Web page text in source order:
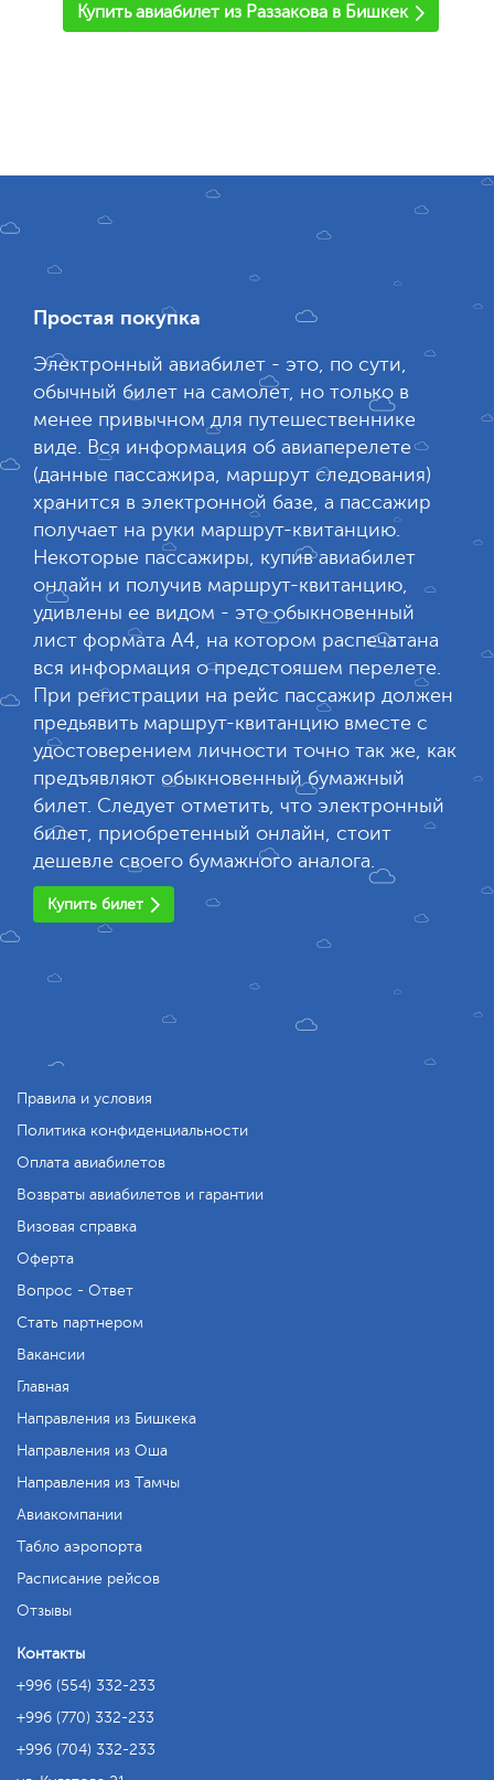
Купить авиабилет из Раззакова в Бишкек
Простая покупка
Электронный авиабилет - это, по сути,
обычный билет на самолет, но только в
менее привычном для путешественнике
виде. Вся информация об авиаперелете
(данные пассажира, маршрут следования)
хранится в электронной базе, а пассажир
получает на руки маршрут-квитанцию.
Некоторые пассажиры, купив авиабилет
онлайн и получив маршрут-квитанцию,
удивлены ее видом - это обыкновенный
лист формата А4, на котором распечатана
вся информация о предстояшем перелете.
При регистрации на рейс пассажир должен
предьявить маршрут-квитанцию вместе с
удостоверением личности точно так же, как
предъявляют обыкновенный бумажный
билет. Следует отметить, что электронный
билет, приобретенный онлайн, стоит
дешевле своего бумажного аналога.
Купить билет
Правила и условия
Политика конфиденциальности
Оплата авиабилетов
Возвраты авиабилетов и гарантии
Визовая справка
Оферта
Вопрос - Ответ
Стать партнером
Вакансии
Главная
Направления из Бишкека
Направления из Оша
Направления из Тамчы
Авиакомпании
Табло аэропорта
Расписание рейсов
Отзывы
Контакты
+996 (554) 332-233
+996 (770) 332-233
+996 (704) 332-233